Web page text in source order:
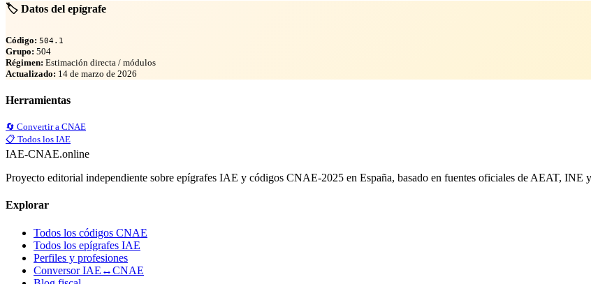
🏷️ Datos del epígrafe
Código: 504.1
Grupo: 504
Régimen: Estimación directa / módulos
Actualizado: 14 de marzo de 2026
Herramientas
🔄 Convertir a CNAE
📋 Todos los IAE
IAE-CNAE.online
Proyecto editorial independiente sobre epígrafes IAE y códigos CNAE-2025 en España, basado en fuentes oficiales de AEAT, INE
Explorar
Todos los códigos CNAE
Todos los epígrafes IAE
Perfiles y profesiones
Conversor IAE↔CNAE